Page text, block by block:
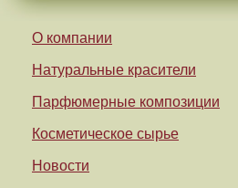
О компании
Натуральные красители
Парфюмерные композиции
Косметическое сырье
Новости